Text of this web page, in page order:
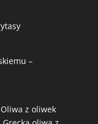
–
z oliwek